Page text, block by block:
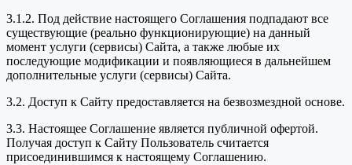
3.1.2. Под действие настоящего Соглашения подпадают все
существующие (реально функционирующие) на данный
момент услуги (сервисы) Сайта, а также любые их
последующие модификации и появляющиеся в дальнейшем
дополнительные услуги (сервисы) Сайта.
3.2. Доступ к Сайту предоставляется на безвозмездной основе.
3.3. Настоящее Соглашение является публичной офертой.
Получая доступ к Сайту Пользователь считается
присоединившимся к настоящему Соглашению.